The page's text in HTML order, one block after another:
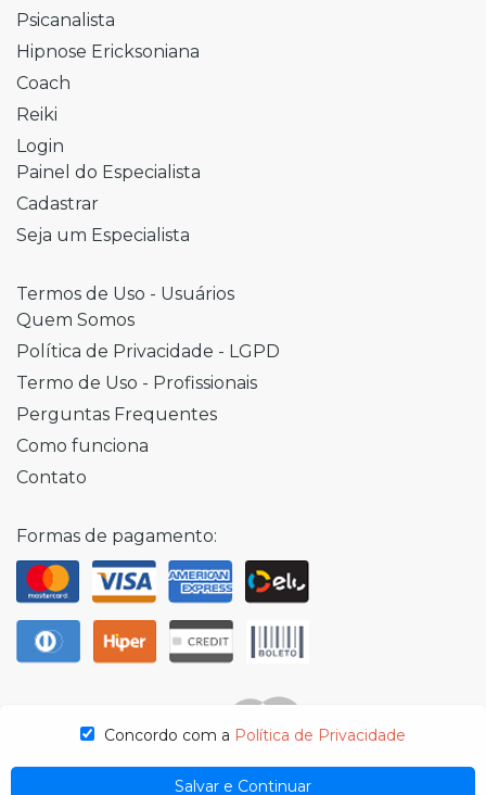
Psicanalista
Hipnose Ericksoniana
Coach
Reiki
Login
Painel do Especialista
Cadastrar
Seja um Especialista
Termos de Uso - Usuários
Quem Somos
Política de Privacidade - LGPD
Termo de Uso - Profissionais
Perguntas Frequentes
Como funciona
Contato
Formas de pagamento:
Concordo com a Política de Privacidade
Salvar e Continuar